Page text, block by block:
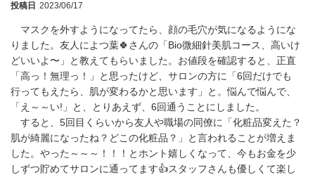
投稿日 2023/06/17
マスクを外すようになってたら、顔の毛穴が気になるようにな
りました。友人によつ葉🍀さんの「Bio微細針美肌コース、高いけ
どいいよ〜」と教えてもらいました。お値段を確認すると、正直
「高っ！無理っ！」と思ったけど、サロンの方に「6回だけでも
行ってもえたら、肌が変わるかと思います」と。悩んで悩んで、
「え～～い!」と、とりあえず、6回通うことにしました。
すると、5回目くらいから友人や職場の同僚に「化粧品変えた？
肌が綺麗になったね？どこの化粧品？」と言われることが増えま
した。やった～～～！！！とホント嬉しくなって、今もお金を少
しずつ貯めてサロンに通ってます👍スタッフさんも優しくて楽し